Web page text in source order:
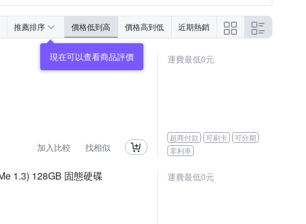
推薦排序 價格低到高 價格高到低 近期熱銷
現在可以查看商品評價
加入比較 找相似
運費最低0元
超商付款 可刷卡
可分期
零利率
1.3) 128GB 固態硬碟 運費最低0元